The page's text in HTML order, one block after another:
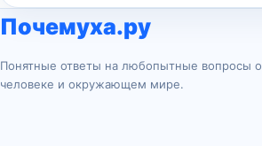
Почемуха.ру
Понятные ответы на любопытные вопросы о
человеке и окружающем мире.